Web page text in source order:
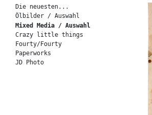
Die neuesten...
Ölbilder / Auswahl
Mixed Media / Auswahl
Crazy little things
Fourty/Fourty
Paperworks
JD Photo